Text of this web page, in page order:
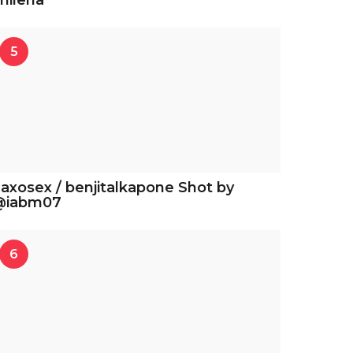
5
/ benjitalkapone Shot by
6